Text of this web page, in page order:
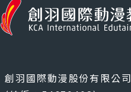
創羽國際動漫股份有限公司